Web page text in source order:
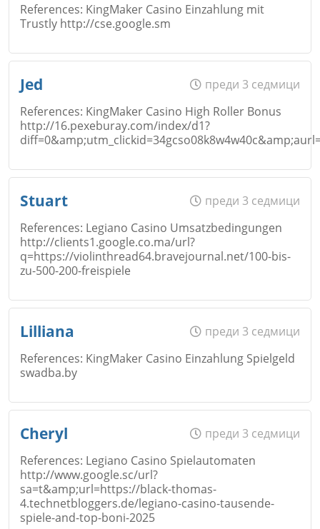
Коментар*
Откажи
Email
Коментар*
References: KingMaker Casino Einzahlung mit
Trustly http://cse.google.sm
Коментар*
Jed
преди 3 седмици
References: KingMaker Casino High Roller Bonus
http://16.pexeburay.com/index/d1?
Email
Откажи
Stuart
преди 3 седмици
References: Legiano Casino Umsatzbedingungen
http://clients1.google.co.ma/url?
q=https://violinthread64.bravejournal.net/100-bis-
zu-500-200-freispiele
Email
Коментар*
Lilliana
преди 3 седмици
References: KingMaker Casino Einzahlung Spielgeld
swadba.by
Email
Cheryl
преди 3 седмици
References: Legiano Casino Spielautomaten
http://www.google.sc/url?
sa=t&amp;url=https://black-thomas-
4.technetbloggers.de/legiano-casino-tausende-
spiele-and-top-boni-2025